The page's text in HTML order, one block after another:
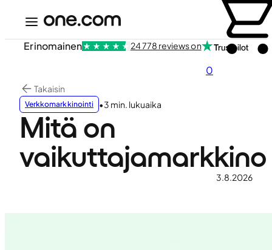
0
Erinomainen 24 778 reviews on
Takaisin
Verkkomarkkinointi •3 min. lukuaika
Mitä on
3.8.2026